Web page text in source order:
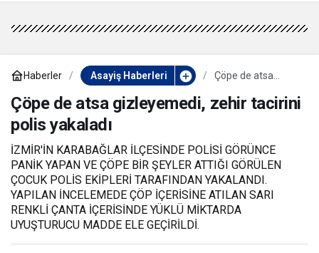
Haberler Asayiş Haberleri
Çöpe de atsa
tacirini polis
yakaladı
Çöpe de atsa gizleyemedi, zehir tacirini
polis yakaladı
İZMİR'İN KARABAĞLAR İLÇESİNDE POLİSİ GÖRÜNCE
PANİK YAPAN VE ÇÖPE BİR ŞEYLER ATTIĞI GÖRÜLEN
ÇOCUK POLİS EKİPLERİ TARAFINDAN YAKALANDI.
YAPILAN İNCELEMEDE ÇÖP İÇERİSİNE ATILAN SARI
RENKLİ ÇANTA İÇERİSİNDE YÜKLÜ MİKTARDA
UYUŞTURUCU MADDE ELE GEÇİRİLDİ.